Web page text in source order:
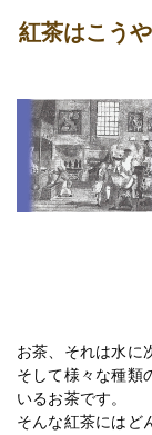
紅茶はこう
お茶、それは水に
そして様々な種類
いるお茶です。
そんな紅茶にはど